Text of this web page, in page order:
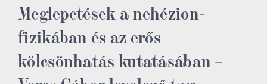
Meglepetések a nehézion-
fizikában és az erős
kölcsönhatás kutatásában –